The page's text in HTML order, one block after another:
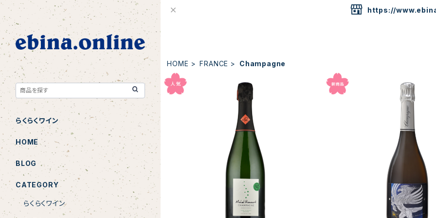
https://
HOME FRANCE Champagne
NV Champagne Blanc de Blancs, No
n Dosé Premier Cru / Michel Rocourt
¥9,350
2016 Champagne Brut,
ncs "PEGASUS" / Simon-
ou Beatitudinem
¥13,200
らくらくワイン
HOME
BLOG
CATEGORY
らくらくワイン